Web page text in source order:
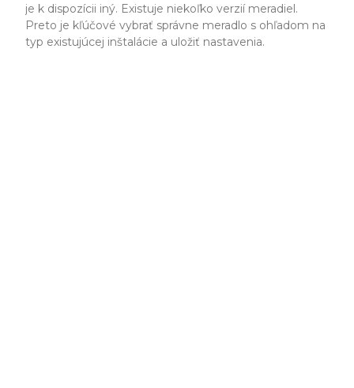
je k dispozícii iný. Existuje niekoľko verzií meradiel.
Preto je kľúčové vybrať správne meradlo s ohľadom na
typ existujúcej inštalácie a uložiť nastavenia.